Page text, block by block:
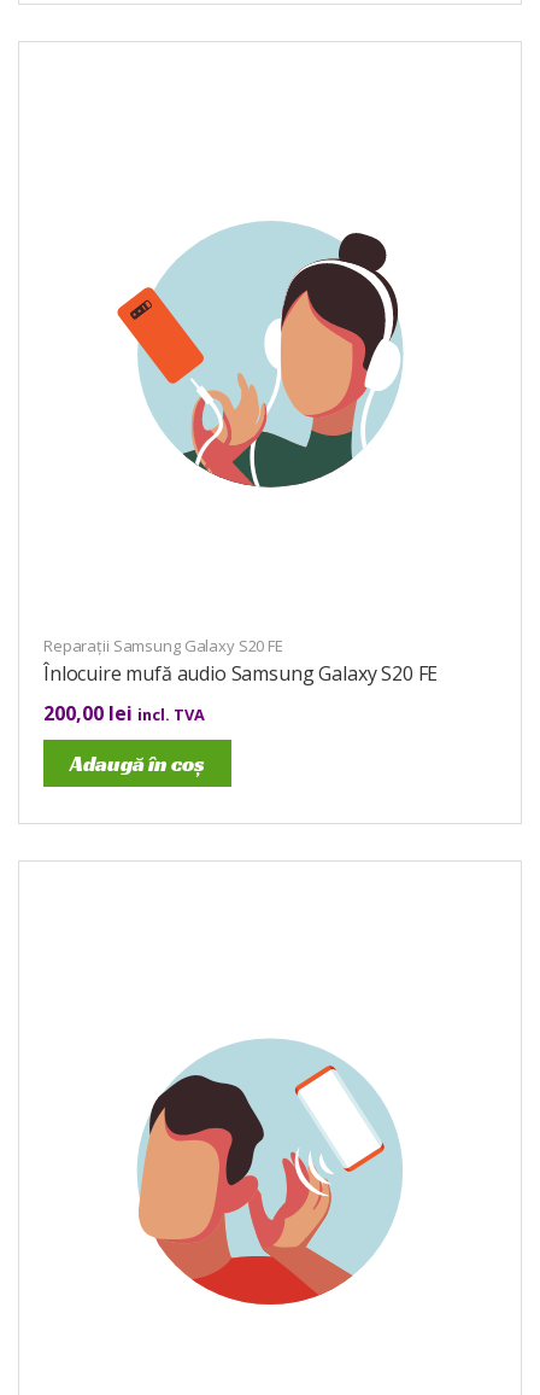
Reparații Samsung Galaxy S20 FE
Înlocuire mufă audio Samsung Galaxy S20 FE
200,00 lei incl. TVA
Adaugă în coș